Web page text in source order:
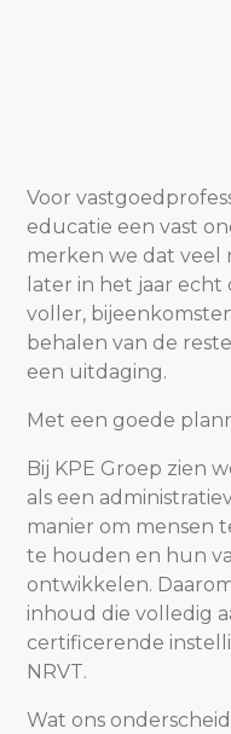
Voor
educatie een vast
merken we dat veel
later in het jaar
voller,
behalen van de
een uitdaging.
Met een goede
Bij KPE Groep zien
als een
manier om mensen
te houden en hun
ontwikkelen.
inhoud die volledig
certificerende
NRVT.
Wat ons